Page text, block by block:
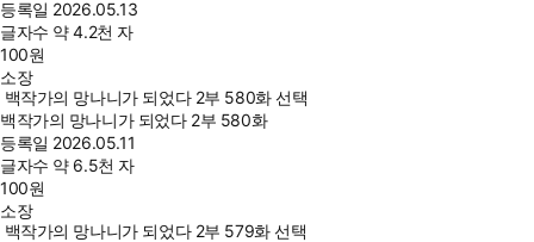
등록일 2026.05.13
글자수 약 4.2천 자
100원
소장
백작가의 망나니가 되었다 2부 580화 선택
백작가의 망나니가 되었다 2부 580화
등록일 2026.05.11
글자수 약 6.5천 자
100원
소장
백작가의 망나니가 되었다 2부 579화 선택